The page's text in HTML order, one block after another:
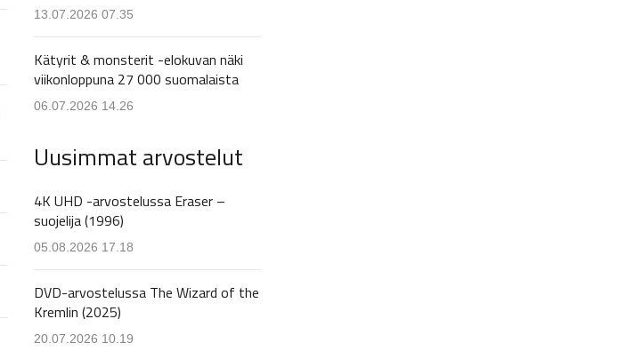
13.07.2026 07.35
Kätyrit & monsterit -elokuvan näki
viikonloppuna 27 000 suomalaista
06.07.2026 14.26
Uusimmat arvostelut
4K UHD -arvostelussa Eraser –
suojelija (1996)
05.08.2026 17.18
DVD-arvostelussa The Wizard of the
Kremlin (2025)
20.07.2026 10.19